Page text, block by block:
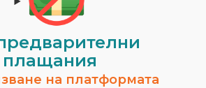
плащания
на платформата